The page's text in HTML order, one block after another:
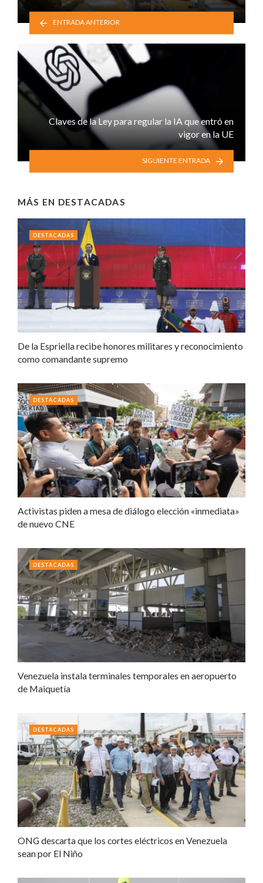
ENTRADA ANTERIOR
Claves de la Ley para regular la IA que entró en
vigor en la UE
SIGUIENTE ENTRADA
MÁS EN DESTACADAS
De la Espriella recibe honores militares y reconocimiento
como comandante supremo
DESTACADAS
Activistas piden a mesa de diálogo elección «inmediata»
de nuevo CNE
DESTACADAS
Venezuela instala terminales temporales en aeropuerto
de Maiquetía
DESTACADAS
ONG descarta que los cortes eléctricos en Venezuela
sean por El Niño
DESTACADAS